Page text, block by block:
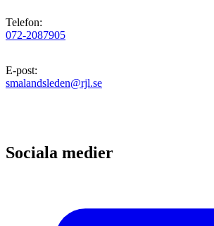
Telefon:
072-2087905
E-post:
smalandsleden@rjl.se
Sociala medier